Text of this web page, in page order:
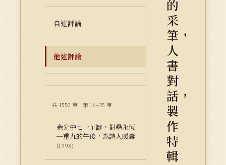
自述評論
他述評論
共 1550 筆 · 第 16–35 筆
余光中七十華誕，對壘永恆
─重九的午後，為詩人暖壽
(1998)
的
采
筆，
人
書
對
話，
製
作
特
輯